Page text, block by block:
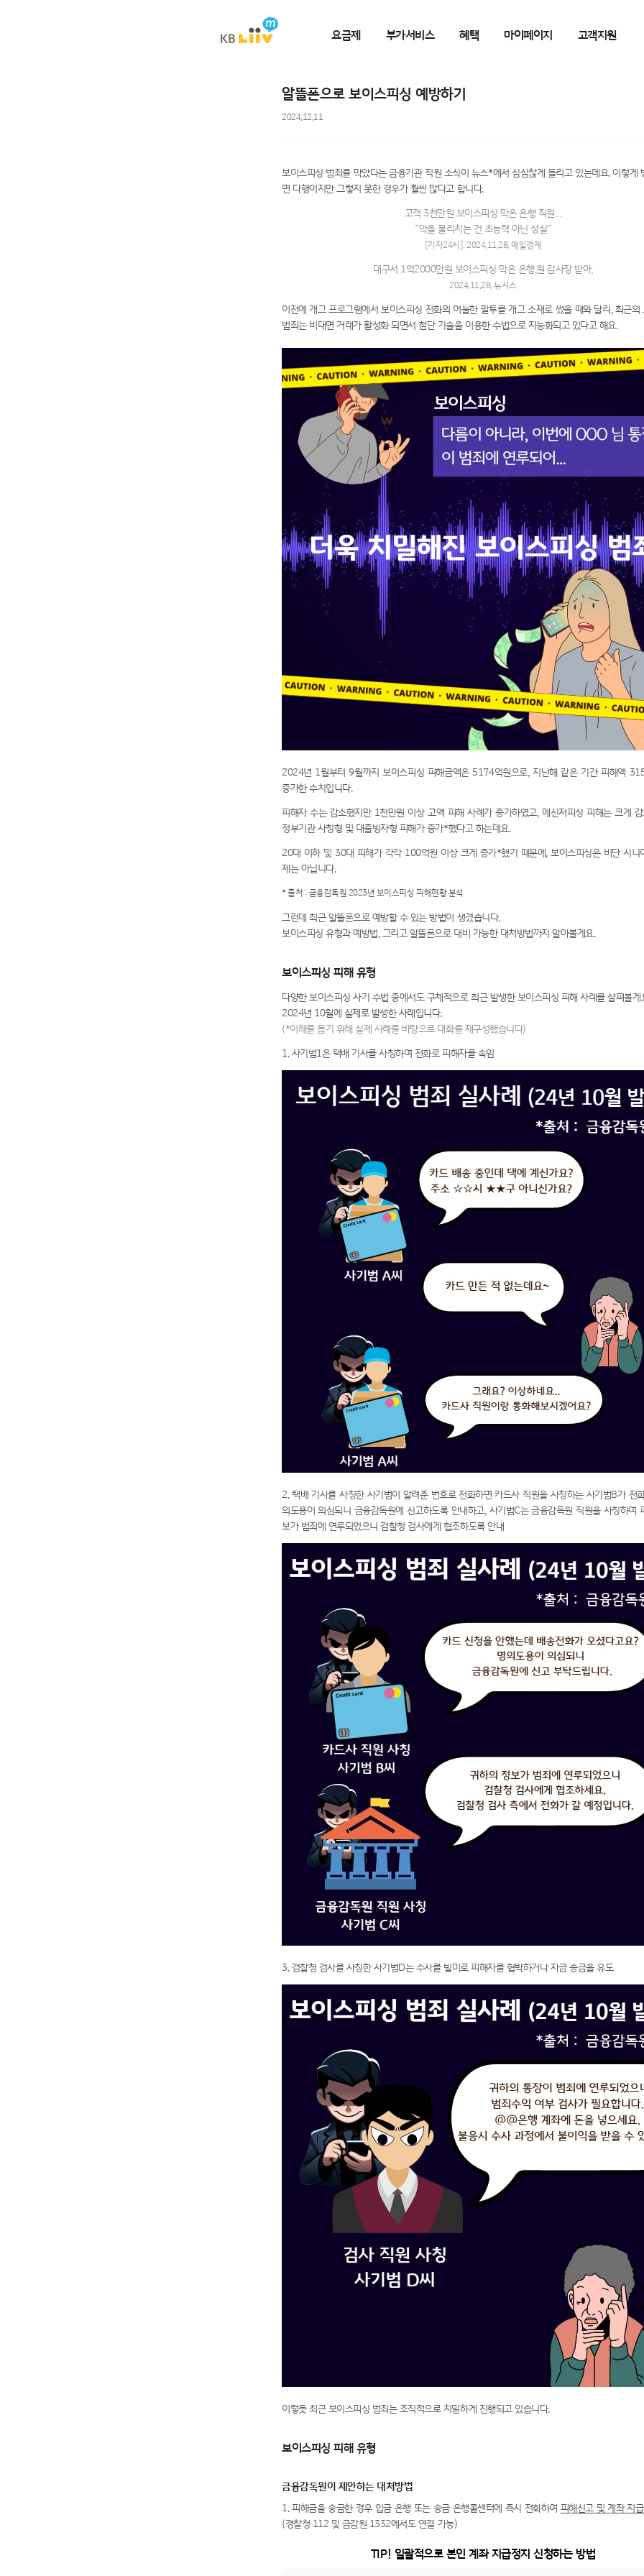
요금제 부가서비스 혜택 마이페이지 고객지원
알뜰폰으로 보이스피싱 예방하기
2024.12.11
보이스피싱 범죄를 막았다는 금융기관 직원 소식이 뉴스*에서 심심찮게 들리고 있는데요. 이렇게
면 다행이지만 그렇지 못한 경우가 훨씬 많다고 합니다.
고객 3천만원 보이스피싱 막은 은행 직원…
”악을 물리치는 건 초능력 아닌 성실”
[기자24시], 2024.11.28, 매일경제
대구서 1억2000만원 보이스피싱 막은 은행,원 감사장 받아,
2024.11.28, 뉴시스
이전에 개그 프로그램에서 보이스피싱 전화의 어눌한 말투를 개그 소재로 썼을 때와 달리, 최근의
범죄는 비대면 거래가 활성화 되면서 첨단 기술을 이용한 수법으로 지능화되고 있다고 해요.
2024년 1월부터 9월까지 보이스피싱 피해금액은 5174억원으로, 지난해 같은 기간 피해액
증가한 수치입니다.
피해자 수는 감소했지만 1천만원 이상 고액 피해 사례가 증가하였고, 메신저피싱 피해는 크게
정부기관 사칭형 및 대출빙자형 피해가 증가*했다고 하는데요.
20대 이하 및 30대 피해가 각각 100억원 이상 크게 증가*했기 때문에, 보이스피싱은 비단 시니
제는 아닙니다.
* 출처 : 금융감독원 2023년 보이스피싱 피해현황 분석
그런데 최근 알뜰폰으로 예방할 수 있는 방법이 생겼습니다.
보이스피싱 유형과 예방법, 그리고 알뜰폰으로 대비 가능한 대처방법까지 알아볼게요.
보이스피싱 피해 유형
다양한 보이스피싱 사기 수법 중에서도 구체적으로 최근 발생한 보이스피싱 피해 사례를 살펴볼게
2024년 10월에 실제로 발생한 사례입니다.
(*이해를 돕기 위해 실제 사례를 바탕으로 대화를 재구성했습니다)
1. 사기범1은 택배 기사를 사칭하여 전화로 피해자를 속임
2. 택배 기사를 사칭한 사기범이 알려준 번호로 전화하면 카드사 직원을 사칭하는 사기범B가 전
의도용이 의심되니 금융감독원에 신고하도록 안내하고, 사기범C는 금융감독원 직원을 사칭하여
보가 범죄에 연루되었으니 검찰청 검사에게 협조하도록 안내
3. 검찰청 검사를 사칭한 사기범D는 수사를 빌미로 피해자를 협박하거나 자금 송금을 유도
이렇듯 최근 보이스피싱 범죄는 조직적으로 치밀하게 진행되고 있습니다.
보이스피싱 피해 유형
금융감독원이 제안하는 대처방법
1. 피해금을 송금한 경우 입금 은행 또는 송금 은행콜센터에 즉시 전화하여 피해신고 및 계좌 지
(경찰청 112 및 금감원 1332에서도 연결 가능)
TIP! 일괄적으로 본인 계좌 지급정지 신청하는 방법